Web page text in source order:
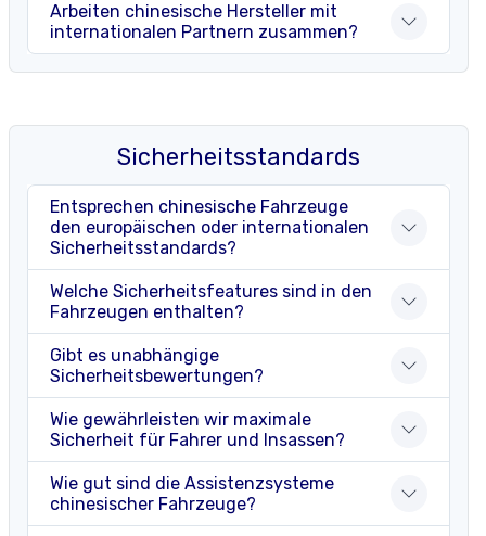
Arbeiten chinesische Hersteller mit
internationalen Partnern zusammen?
Sicherheitsstandards
Entsprechen chinesische Fahrzeuge
den europäischen oder internationalen
Sicherheitsstandards?
Welche Sicherheitsfeatures sind in den
Fahrzeugen enthalten?
Gibt es unabhängige
Sicherheitsbewertungen?
Wie gewährleisten wir maximale
Sicherheit für Fahrer und Insassen?
Wie gut sind die Assistenzsysteme
chinesischer Fahrzeuge?